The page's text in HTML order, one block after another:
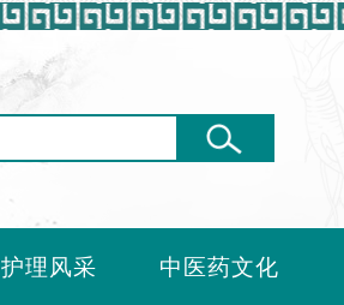
护理风采 中医药文化